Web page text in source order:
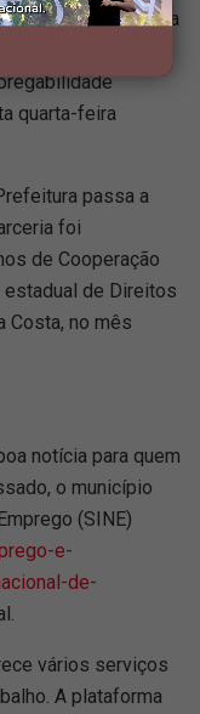
para fortalecer a
A Prefeitura
quarta-feira
passa a
foi
de Cooperação
estadual de Direitos
Costa, no mês
notícia para quem
o município
(SINE)
e-
de-
vários serviços
A plataforma